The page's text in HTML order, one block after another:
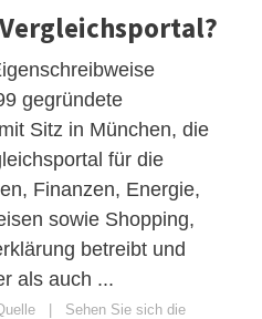
gegründete
Sitz in München, die
für die
Finanzen, Energie,
sowie Shopping,
betreibt und
als auch ...
| Sehen Sie sich die